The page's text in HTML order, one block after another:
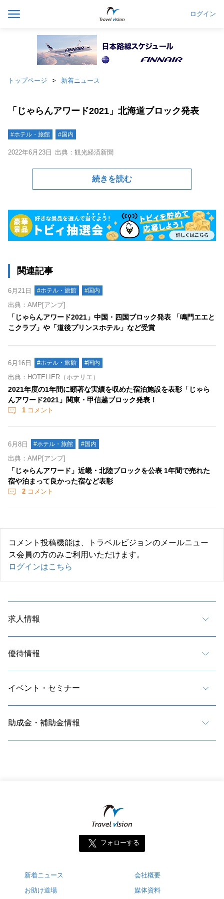
ログイン
トップページ 新着ニュース
「じゃらんアワード2021」北海道ブロック発表
#ホテル・旅館 #国内
2022年6月23日 出典：観光経済新聞
続きを読む
関連記事
6月21日 #ホテル・旅館 #国内
出典：AMP[アンプ]
「じゃらんアワード2021」中国・四国ブロック発表 「鳴門エエと
こクラブ」や「道後プリンスホテル」など受賞
6月16日 #ホテル・旅館 #国内
出典：HOTELIER（ホテリエ）
2021年度の1年間に顕著な実績を収めた宿泊施設を表彰「じゃら
んアワード2021」関東・甲信越ブロック発表！
1 コメント
6月8日 #ホテル・旅館 #国内
出典：AMP[アンプ]
「じゃらんアワード」近畿・北陸ブロックを公表 1年間で売れた
宿や泊まって良かった宿など表彰
2 コメント
コメント投稿機能は、トラベルビジョンのメールニュー
ス会員の方のみご利用いただけます。
ログインはこちら
求人情報
優待情報
イベント・セミナー
助成金・補助金情報
フォローする
新着ニュース
お助け道場
会社概要
媒体資料